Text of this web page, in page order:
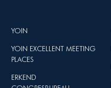
YOIN
YOIN EXCELLENT MEETING
PLACES
ERKEND